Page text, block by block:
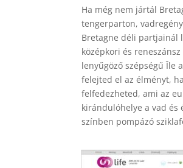
Ha még nem jártál
tengerparton,
Bretagne déli partjainál
középkori és
lenyűgöző szépségű Île
felejted el az élményt,
felfedezheted, ami az
kirándulóhelye a vad és
színben pompázó